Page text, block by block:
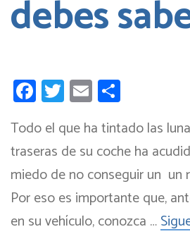
que
debes
debes
Facebook
Twitter
Email
Todo el que ha tintado las
traseras de su coche ha
miedo de no conseguir un un
Por eso es importante que,
en su vehículo, conozca …